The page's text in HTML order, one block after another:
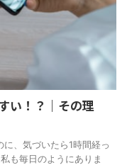
い！？｜その理
に、気づいたら1時間経っ
も毎日のようにありま